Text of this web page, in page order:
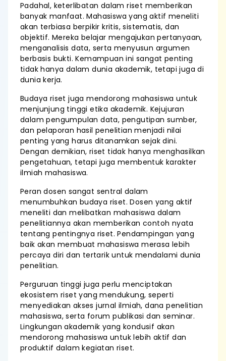
Padahal, keterlibatan dalam riset memberikan
banyak manfaat. Mahasiswa yang aktif meneliti
akan terbiasa berpikir kritis, sistematis, dan
objektif. Mereka belajar mengajukan pertanyaan,
menganalisis data, serta menyusun argumen
berbasis bukti. Kemampuan ini sangat penting
tidak hanya dalam dunia akademik, tetapi juga di
dunia kerja.
Budaya riset juga mendorong mahasiswa untuk
menjunjung tinggi etika akademik. Kejujuran
dalam pengumpulan data, pengutipan sumber,
dan pelaporan hasil penelitian menjadi nilai
penting yang harus ditanamkan sejak dini.
Dengan demikian, riset tidak hanya menghasilkan
pengetahuan, tetapi juga membentuk karakter
ilmiah mahasiswa.
Peran dosen sangat sentral dalam
menumbuhkan budaya riset. Dosen yang aktif
meneliti dan melibatkan mahasiswa dalam
penelitiannya akan memberikan contoh nyata
tentang pentingnya riset. Pendampingan yang
baik akan membuat mahasiswa merasa lebih
percaya diri dan tertarik untuk mendalami dunia
penelitian.
Perguruan tinggi juga perlu menciptakan
ekosistem riset yang mendukung, seperti
menyediakan akses jurnal ilmiah, dana penelitian
mahasiswa, serta forum publikasi dan seminar.
Lingkungan akademik yang kondusif akan
mendorong mahasiswa untuk lebih aktif dan
produktif dalam kegiatan riset.